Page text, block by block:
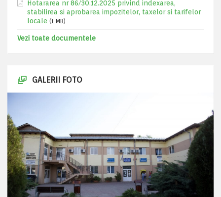
Hotararea nr 86/30.12.2025 privind indexarea,
stabilirea si aprobarea impozitelor, taxelor si tarifelor
locale (1 MB)
Vezi toate documentele
GALERII FOTO